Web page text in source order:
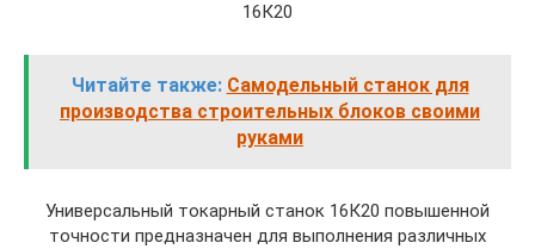
16К20
Читайте также: Самодельный станок для
производства строительных блоков своими
руками
Универсальный токарный станок 16К20 повышенной
точности предназначен для выполнения различных